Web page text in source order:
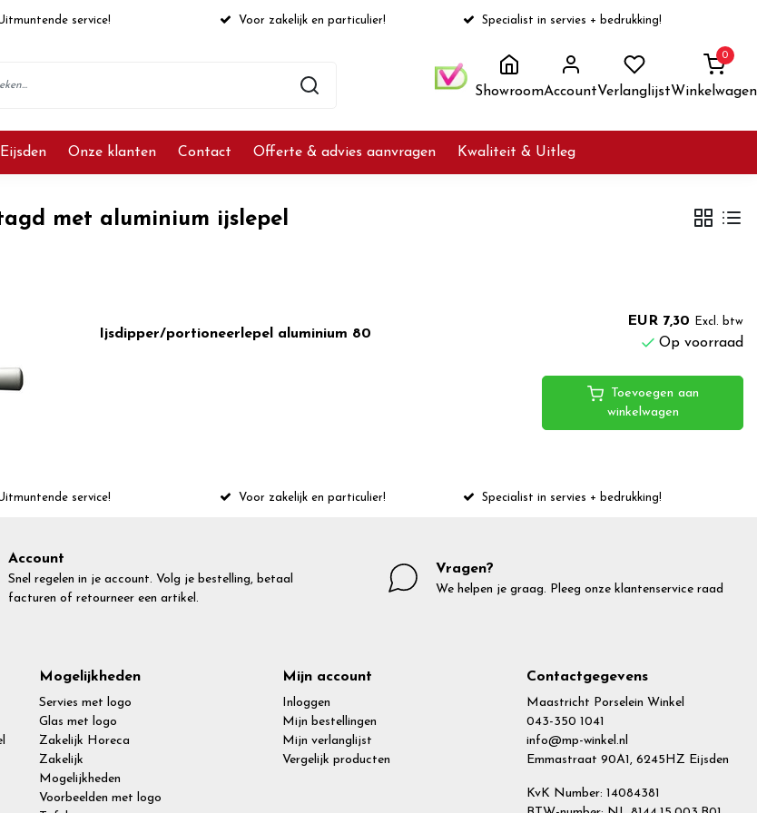
service! Voor zakelijk en particulier! Specialist in servies + bedrukking!
ShowroomAccountVerlanglijst
0
Winkelwagen
Onze klanten Contact Offerte & advies aanvragen Kwaliteit & Uitleg
met aluminium ijslepel
Ijsdipper/portioneerlepel aluminium 80
EUR 7,30 Excl. btw
Op voorraad
Toevoegen aan
winkelwagen
service! Voor zakelijk en particulier! Specialist in servies + bedrukking!
Account
Snel regelen in je account. Volg je bestelling, betaal
facturen of retourneer een artikel.
Vragen?
We helpen je graag. Pleeg onze klantenservice raad
Mogelijkheden
Servies met logo
Glas met logo
Zakelijk Horeca
Zakelijk
Mogelijkheden
Voorbeelden met logo
Mijn account
Inloggen
Mijn bestellingen
Mijn verlanglijst
Vergelijk producten
Contactgegevens
Maastricht Porselein Winkel
043-350 1041
info@mp-winkel.nl
Emmastraat 90A1, 6245HZ Eijsden
KvK Number: 14084381